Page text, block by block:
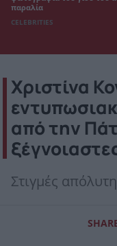
παραλία
CELEBRITIES
Χριστίνα
από την
Στιγμές